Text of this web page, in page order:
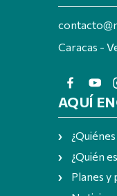
Caracas -
AQUÍ
¿Quién
Planes